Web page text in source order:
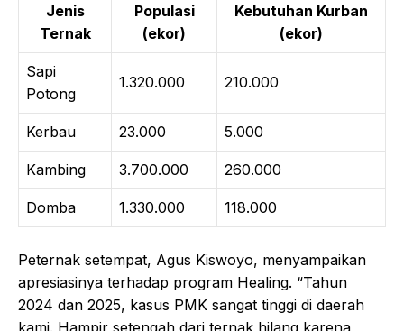
Jenis
Ternak
Populasi
(ekor)
Kebutuhan Kurban
(ekor)
Sapi
Potong
1.320.000 210.000
Kerbau 23.000 5.000
Kambing 3.700.000 260.000
Domba 1.330.000 118.000
Peternak setempat, Agus Kiswoyo, menyampaikan
apresiasinya terhadap program Healing. “Tahun
2024 dan 2025, kasus PMK sangat tinggi di daerah
kami. Hampir setengah dari ternak hilang karena